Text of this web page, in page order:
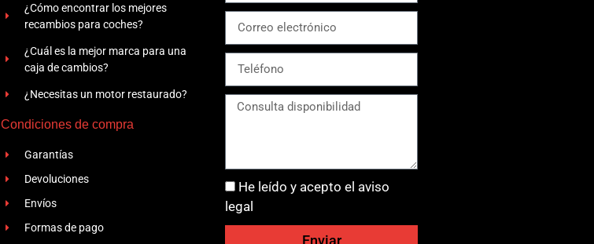
¿Cómo encontrar los mejores
recambios para coches?
¿Cuál es la mejor marca para una
caja de cambios?
¿Necesitas un motor restaurado?
Condiciones de compra
Garantías
Devoluciones
Envíos
Formas de pago
He leído y acepto el aviso
legal
Enviar